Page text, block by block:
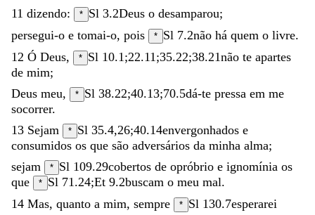
11 dizendo: * Sl 3.2Deus o desamparou;
persegui-o e tomai-o, pois * Sl 7.2não há quem o livre.
12 Ó Deus, * Sl 10.1 ;22.11 ;35.22;38.21não te apartes
de mim;
Deus meu, * Sl 38.22;40.13;70.5dá-te pressa em me
socorrer.
13 Sejam * Sl 35.4,26;40.14envergonhados e
consumidos os que são adversários da minha alma;
sejam
* Sl 109.29cobertos de opróbrio e ignomínia os
que
* Sl 71.24;Et 9.2buscam o meu mal.
14 Mas, quanto a mim, sempre * Sl 130.7esperarei